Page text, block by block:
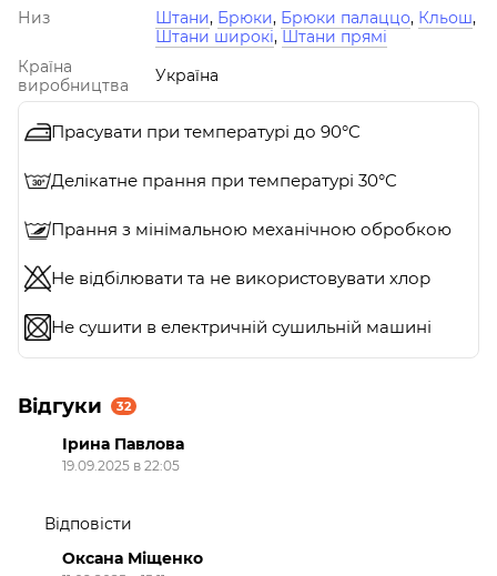
Низ Штани, Брюки, Брюки палаццо, Кльош,
Штани широкі, Штани прямі
Країна
виробництва
Україна
Прасувати при температурі до 90°C
Делікатне прання при температурі 30°C
Прання з мінімальною механічною обробкою
Не відбілювати та не використовувати хлор
Не сушити в електричній сушильній машині
Відгуки 32
Ірина Павлова
19.09.2025 в 22:05
Відповісти
Оксана Міщенко